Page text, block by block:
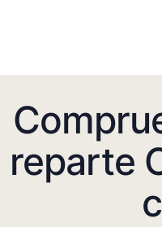
reparte